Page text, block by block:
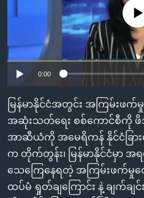
အ
ညွန်း
စာမျက်နှာ
ကျော်
ကြည့်
ရန်
ရှာဖွေ
ရန်
နေရာ
မကြေးမုံရဲ့ အင်္ဂလိပ်စာ
ရုပ်ရှင်ထဲက အင်္ဂလိပ်စာ
သုတပဒေသာ အင်္ဂလိပ်စာ
ရေဒီယိုနှင့်ရုပ်သံ အချက်အလက်မျ
ရေဒီယို/တီဗွီအစီအစဉ်
Learning English
ဘာသာစကားများ
No media source
0:00
မြန်မာနိုင်ငံအတွင်း အကြမ်းဖက်
အဆုံးသတ်ရေး စစ်ကောင်စီကို ဖိအ
အာဆီယံကို အမေရိကန် နိုင်ငံခြားရေ
က တိုက်တွန်း၊ မြန်မာနိုင်ငံမှာ
သေကြေနေရတဲ့ အကြမ်းဖက်မှုတွေ
ထပ်မံ ရှုတ်ချကြောင်း နဲ့ ချက်ချ